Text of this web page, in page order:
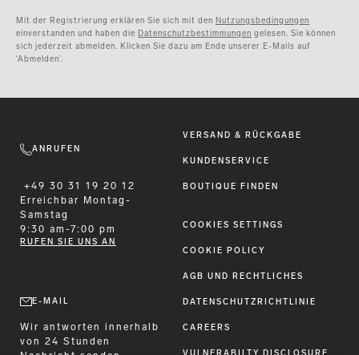
Mit der Registrierung erklären Sie sich mit den Nutzungsbedingungen
einverstanden und haben die Datenschutzbestimmungen gelesen. Sie können
sich jederzeit abmelden. Klicken Sie dazu am Ende unserer E-Mails auf
‘Abmelden’.
ANRUFEN
+49 30 31 19 20 12
Erreichbar
Montag-
Samstag
9:30 am-7:00 pm
RUFEN SIE UNS AN
E-MAIL
Wir antworten innerhalb
von 24 Stunden
VERSAND & RÜCKGABE
KUNDENSERVICE
BOUTIQUE FINDEN
COOKIES SETTINGS
COOKIE POLICY
AGB UND RECHTLICHES
DATENSCHUTZRICHTLINIE
CAREERS